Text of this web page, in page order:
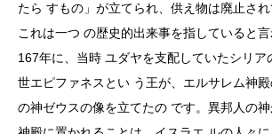
たら すもの」が立てられ、供え物は廃止され
これは一つ の歴史的出来事を指していると
167年に、当時 ユダヤを支配していたシリア
世エピファネスとい う王が、エルサレム神
の神ゼウスの像を立てたの です。異邦人の